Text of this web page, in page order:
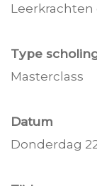
Leerkrachten
Type
Masterclass
Datum
Donderdag